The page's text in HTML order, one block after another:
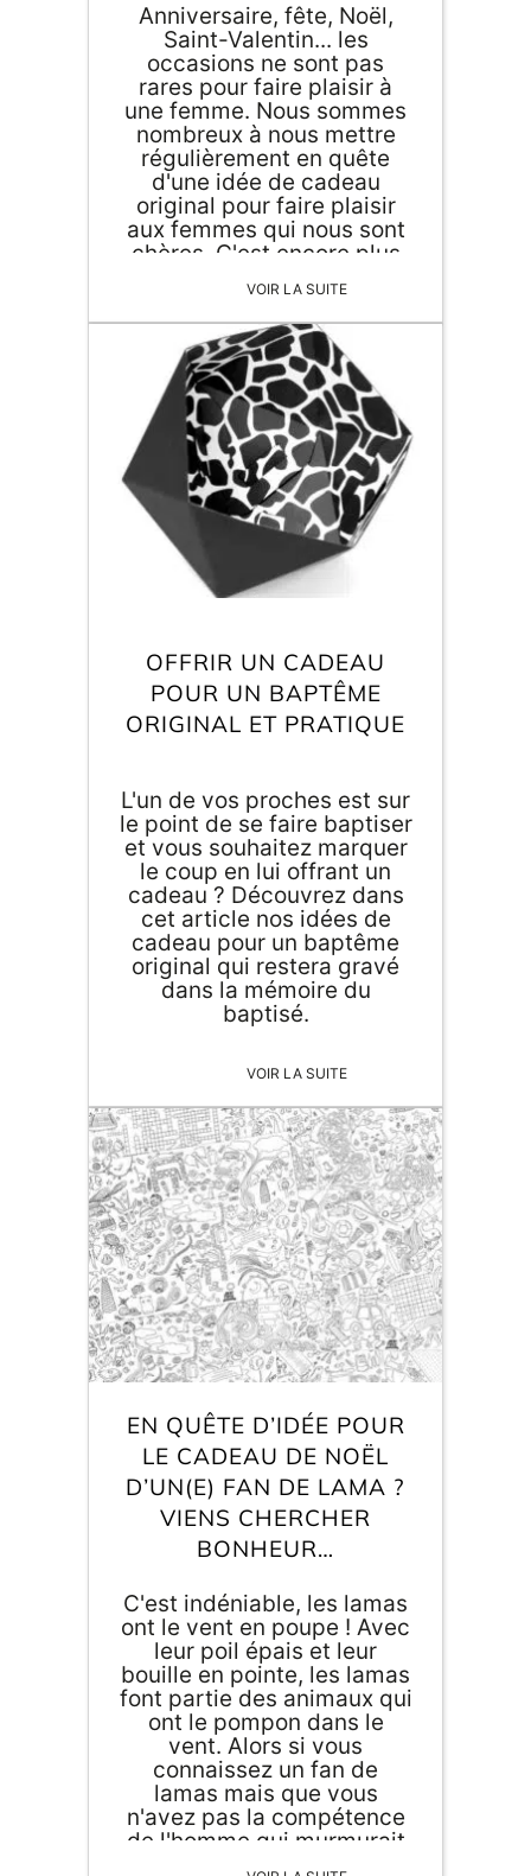
Anniversaire, fête, Noël,
Saint-Valentin... les
occasions ne sont pas
rares pour faire plaisir à
une femme. Nous sommes
nombreux à nous mettre
régulièrement en quête
d'une idée de cadeau
original pour faire plaisir
aux femmes qui nous sont
chères. C'est encore plus
vrai en ce moment avec la
Fête des Mères, fêtée le 7
juin cette année, qui
approche à grands pas. Et
il n'est pas toujours facile
de repérer le cadeau idéal !
Alors comment trouver une
idée cadeau qui plaira à
tous les coups ? Gaston le
Raton vous partage ses
meilleurs idées !
VOIR LA SUITE
OFFRIR UN CADEAU
POUR UN BAPTÊME
ORIGINAL ET PRATIQUE
L'un de vos proches est sur
le point de se faire baptiser
et vous souhaitez marquer
le coup en lui offrant un
cadeau ? Découvrez dans
cet article nos idées de
cadeau pour un baptême
original qui restera gravé
dans la mémoire du
baptisé.
VOIR LA SUITE
EN QUÊTE D’IDÉE POUR
LE CADEAU DE NOËL
D’UN(E) FAN DE LAMA ?
VIENS CHERCHER
BONHEUR…
C'est indéniable, les lamas
ont le vent en poupe ! Avec
leur poil épais et leur
bouille en pointe, les lamas
font partie des animaux qui
ont le pompon dans le
vent. Alors si vous
connaissez un fan de
lamas mais que vous
n'avez pas la compétence
de l'homme qui murmurait
DÉCORATIONS
FAMILLE & ENFANTS
IDÉES CADEAUX
OBJETS PERSONNALISÉS